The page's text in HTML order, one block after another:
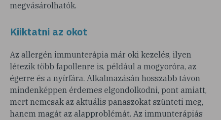
megvásárolhatók.
Kiiktatni az okot
Az allergén immunterápia már oki kezelés, ilyen
létezik több fapollenre is, például a mogyoróra, az
égerre és a nyírfára. Alkalmazásán hosszabb távon
mindenképpen érdemes elgondolkodni, pont amiatt,
mert nemcsak az aktuális panaszokat szünteti meg,
hanem magát az alapproblémát. Az immunterápiás